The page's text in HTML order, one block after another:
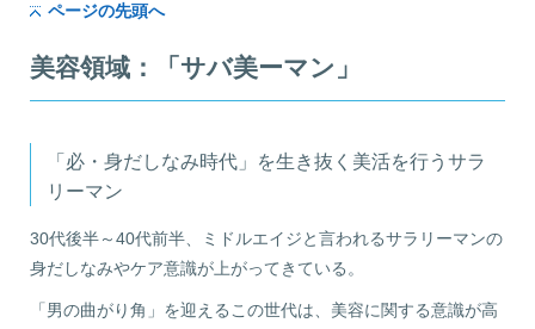
ページの先頭へ
美容領域：「サバ美ーマン」
「必・身だしなみ時代」を生き抜く美活を行うサラ
リーマン
30代後半～40代前半、ミドルエイジと言われるサラリーマンの
身だしなみやケア意識が上がってきている。
「男の曲がり角」を迎えるこの世代は、美容に関する意識が高